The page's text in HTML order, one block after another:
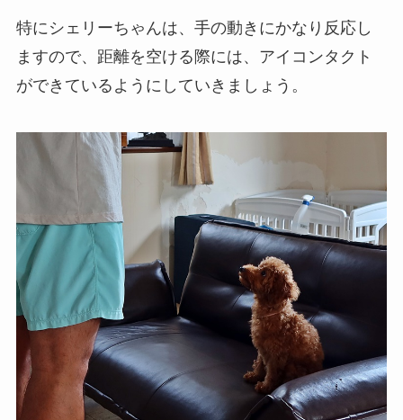
特にシェリーちゃんは、手の動きにかなり反応し
ますので、距離を空ける際には、アイコンタクト
ができているようにしていきましょう。